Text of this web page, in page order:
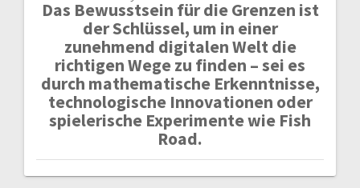
Das Bewusstsein für die Grenzen ist
der Schlüssel, um in einer
zunehmend digitalen Welt die
richtigen Wege zu finden – sei es
durch mathematische Erkenntnisse,
technologische Innovationen oder
spielerische Experimente wie Fish
Road.